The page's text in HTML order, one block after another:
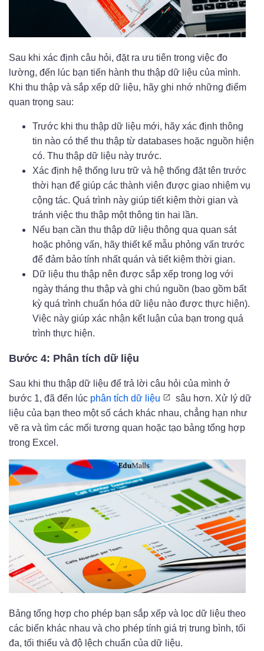
Sau khi xác định câu hỏi, đặt ra ưu tiên trong việc đo
lường, đến lúc bạn tiến hành thu thập dữ liệu của mình.
Khi thu thập và sắp xếp dữ liệu, hãy ghi nhớ những điểm
quan trọng sau:
Trước khi thu thập dữ liệu mới, hãy xác định thông
tin nào có thể thu thập từ databases hoặc nguồn hiện
có. Thu thập dữ liệu này trước.
Xác định hệ thống lưu trữ và hệ thống đặt tên trước
thời hạn để giúp các thành viên được giao nhiệm vụ
cộng tác. Quá trình này giúp tiết kiệm thời gian và
tránh việc thu thập một thông tin hai lần.
Nếu bạn cần thu thập dữ liệu thông qua quan sát
hoặc phỏng vấn, hãy thiết kế mẫu phỏng vấn trước
để đảm bảo tính nhất quán và tiết kiệm thời gian.
Dữ liệu thu thập nên được sắp xếp trong log với
ngày tháng thu thập và ghi chú nguồn (bao gồm bất
kỳ quá trình chuẩn hóa dữ liệu nào được thực hiện).
Việc này giúp xác nhận kết luận của bạn trong quá
trình thực hiện.
Bước 4: Phân tích dữ liệu
Sau khi thu thập dữ liệu để trả lời câu hỏi của mình ở
bước 1, đã đến lúc phân tích dữ liệu
sâu hơn. Xử lý dữ
liệu của bạn theo một số cách khác nhau, chẳng hạn như
vẽ ra và tìm các mối tương quan hoặc tạo bảng tổng hợp
trong Excel.
Bảng tổng hợp cho phép bạn sắp xếp và lọc dữ liệu theo
các biến khác nhau và cho phép tính giá trị trung bình, tối
đa, tối thiểu và độ lệch chuẩn của dữ liệu.